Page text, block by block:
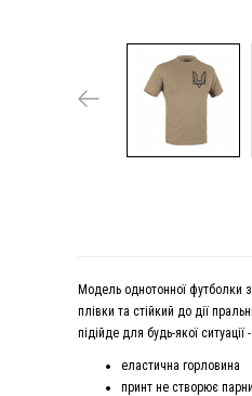
Модель однотонної футболки
плівки та стійкий до дії
підійде для будь-якої
еластична горловина
принт не створює